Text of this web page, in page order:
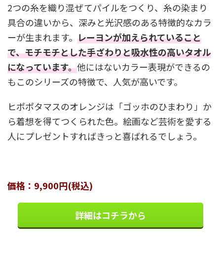
2つの糸を織り混ぜてパイルをつくり、糸の染まり
具合の違いから、深みと光沢感のある特徴的なカラ
ーが生まれます。 レーヨンが加えられていること
で、モチモチとした手ざわりと吸水性の高いタオル
になっています。他にはないカラー表現ができるの
もこのシリーズの特徴で、人気が高いです。
ヒポポタマスのオレンジは「ゴッホのひまわり」か
ら着想を得てつくられた色。絵画など芸術を愛する
人にプレゼントすればきっと喜ばれるでしょう。
価格：9,900円(税込)
詳細はコチラから